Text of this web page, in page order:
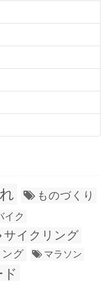
ものづくり
イク
サイクリング
グ マラソン
ド